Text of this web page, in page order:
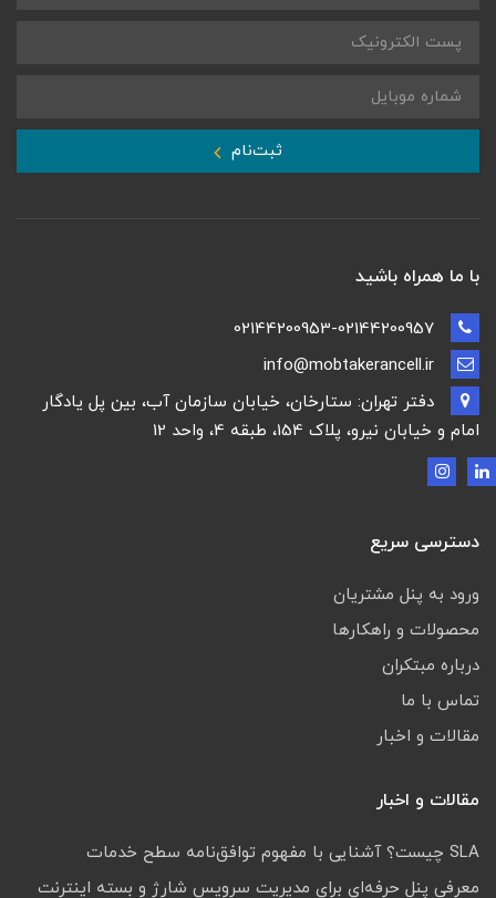
ثبت‌نام
با ما همراه باشید
دفتر تهران: ستارخان، خیابان سازمان آب، بین پل یادگار
امام و خیابان نیرو، پلاک 154، طبقه 4، واحد 12
دسترسی سریع
ورود به پنل مشتریان
محصولات و راهکارها
درباره مبتکران
تماس با ما
مقالات و اخبار
مقالات و اخبار
SLA چیست؟ آشنایی با مفهوم توافق‌نامه سطح خدمات
معرفی پنل حرفه‌ای برای مدیریت سرویس شارژ و بسته اینترنت